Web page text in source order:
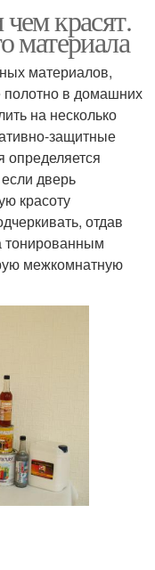
красят.
материала
материалов,
полотно в домашних
на несколько
защитные
определяется
дверь
красоту
отдав
тонированным
межкомнатную